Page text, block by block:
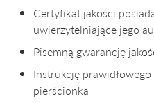
Certyfikat jakości
uwierzytelniające jego
Pisemną gwarancję
Instrukcję
pierścionka